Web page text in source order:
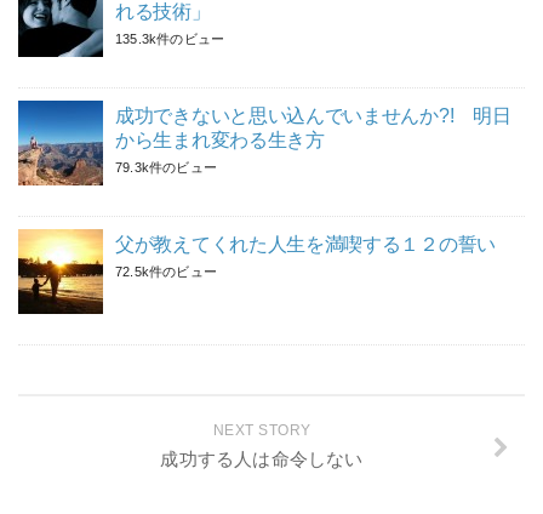
れる技術」
135.3k件のビュー
成功できないと思い込んでいませんか?! 明日
から生まれ変わる生き方
79.3k件のビュー
父が教えてくれた人生を満喫する１２の誓い
72.5k件のビュー
NEXT STORY
成功する人は命令しない